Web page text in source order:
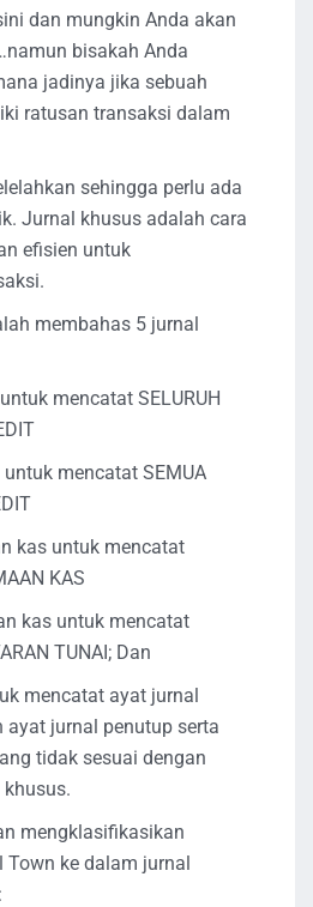
dan mungkin Anda akan
bisakah Anda
jadinya jika sebuah
ratusan transaksi dalam
sehingga perlu ada
Jurnal khusus adalah cara
efisien untuk
membahas 5 jurnal
mencatat SELURUH
mencatat SEMUA
kas untuk mencatat
KAS
kas untuk mencatat
TUNAI; Dan
mencatat ayat jurnal
ayat jurnal penutup serta
tidak sesuai dengan
mengklasifikasikan
Town ke dalam jurnal